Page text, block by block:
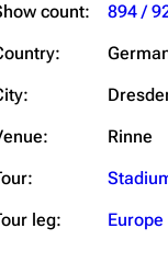
Song list
Tour dates
Merchandise
count:
894 /
Rinne
leg: